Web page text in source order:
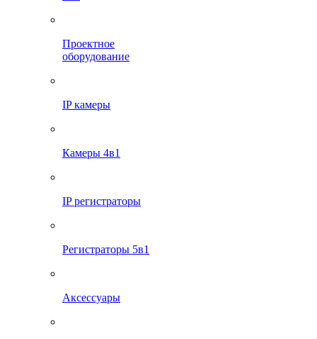
Проектное
оборудование
IP камеры
Камеры 4в1
IP регистраторы
Регистраторы 5в1
Аксессуары